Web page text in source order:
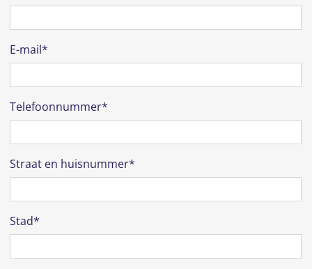
E-mail*
Telefoonnummer*
Straat en huisnummer*
Stad*